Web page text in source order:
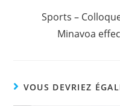
Sports –
Minavoa
VOUS DEVRIEZ